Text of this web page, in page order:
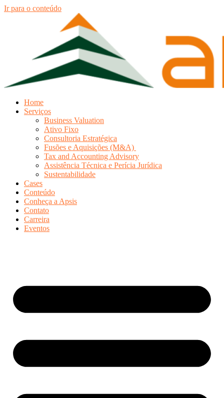
Ir para o conteúdo
Home
Serviços
Business Valuation
Ativo Fixo
Consultoria Estratégica
Fusões e Aquisições (M&A)
Tax and Accounting Advisory
Assistência Técnica e Perícia Jurídica
Sustentabilidade
Cases
Conteúdo
Conheça a Apsis
Contato
Carreira
Eventos